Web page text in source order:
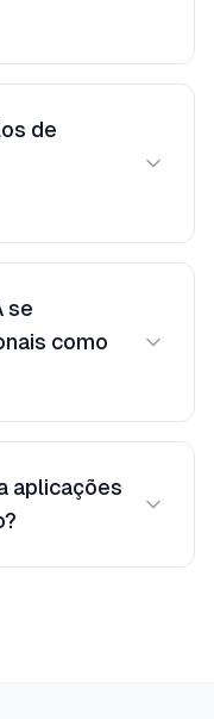
de
de
do seu software
10–30
se
como
fotorrealista
vs horas) e
aplicações